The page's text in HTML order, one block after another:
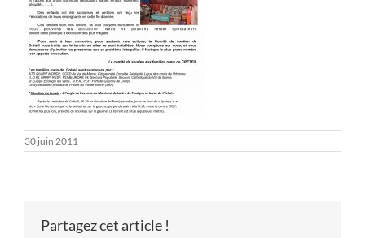
30 juin 2011
Partagez cet article !